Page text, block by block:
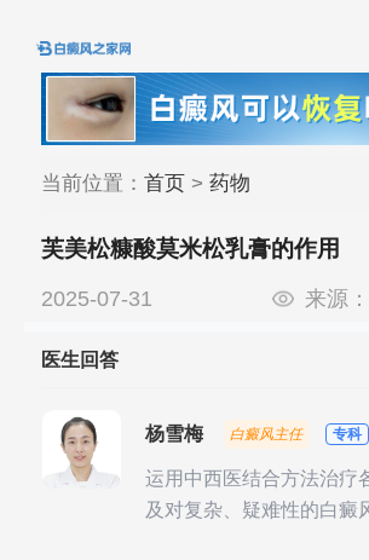
当前位置： 首页> 药物
芙美松糠酸莫米松乳膏的作用
2025-07-31 来源：
医生回答
杨雪梅 白癜风主任 专科
运用中西医结合方法治疗
及对复杂、疑难性的白癜